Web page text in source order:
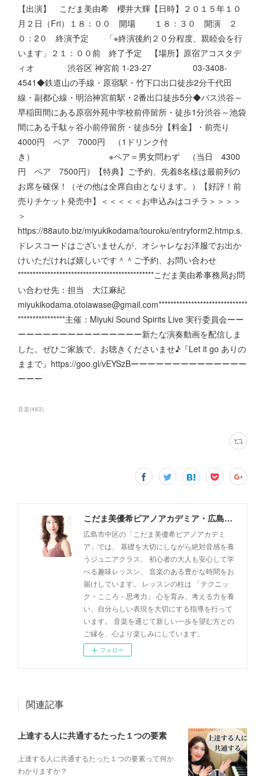
【出演】 こだま美由希 櫻井大輝【日時】２０１５年１０
月２日（Fri）１８：００ 開場 １８：３０ 開演 ２
０：2０ 終演予定 「※終演後約２０分程度、親睦会を行
います」２１：００前 終了予定 【場所】原宿アコスタデ
ィオ 渋谷区 神宮前 1-23-27 03-3408-
4541◆鉄道山の手線・原宿駅・竹下口出口徒歩2分千代田
線・副都心線・明治神宮前駅・2番出口徒歩5分◆バス渋谷～
早稲田間にある原宿外苑中学校前停留所・徒歩1分渋谷～池袋
間にある千駄ヶ谷小前停留所・徒歩5分【料金】・前売り
4000円 ペア 7000円 （1ドリンク付
き） ※ペア＝男女問わず （当日 4300
円 ペア 7500円）【特典】ご予約、先着8名様は最前列の
お席を確保！（その他は全席自由となります。）【好評！前
売りチケット発売中】＜＜＜＜＜お申込みはコチラ＞＞＞＞
＞
https://88auto.biz/miyukikodama/touroku/entryform2.htmp.s.
ドレスコードはございませんが、オシャレなお洋服でお出か
けいただければ嬉しいです＾＾ご予約、お問い合わせ
**********************************************こだま美由希事務局お問
い合わせ先：担当 大江麻紀
miyukikodama.otoiawase@gmail.com******************************
****************主催：Miyuki Sound Spirits Live 実行委員会ーー
ーーーーーーーーーーーーーーー新たな演奏動画を配信しま
した。ぜひご家族で、お聴きくださいませ♪『Let it go ありの
ままで』https://goo.gl/vEYSzBーーーーーーーーーーーーーー
ーーー
音楽(463)
こだま美優希ピアノアカデミア・広島市中区
広島市中区の「こだま美優希ピアノアカデミ
ア」では、 基礎を大切にしながら絶対音感を養
うジュニアクラス、 初心者の大人も安心して学
べる趣味レッスン、 音楽のある豊かな時間をお
届けしています。 レッスンの柱は 「テクニッ
ク・こころ・思考力」 心を育み、考える力を養
い、自分らしい表現を大切にする指導を行って
います。 音楽を通じて新しい一歩を望む方との
ご縁を、心より楽しみにしています。
フォロー
関連記事
上達する人に共通するたった１つの要素
上達する人に共通するたった１つの要素って何か
わかりますか？